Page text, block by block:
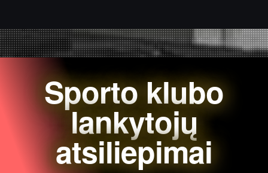
Sporto klubo
lankytojų
atsiliepimai